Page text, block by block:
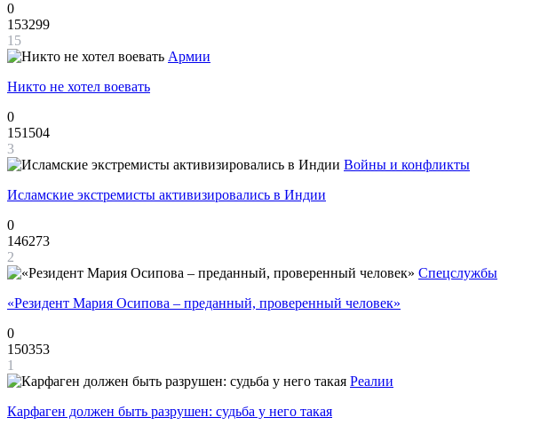
0
153299
15
Армии
Никто не хотел воевать
0
151504
3
Войны и конфликты
Исламские экстремисты активизировались в Индии
0
146273
2
Спецслужбы
«Резидент Мария Осипова – преданный, проверенный человек»
0
150353
1
Реалии
Карфаген должен быть разрушен: судьба у него такая